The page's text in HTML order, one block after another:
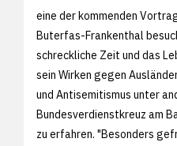
eine der kommenden
Buterfas-Frankenthal
schreckliche Zeit und das
sein Wirken gegen
und Antisemitismus unter
Bundesverdienstkreuz am
zu erfahren. "Besonders